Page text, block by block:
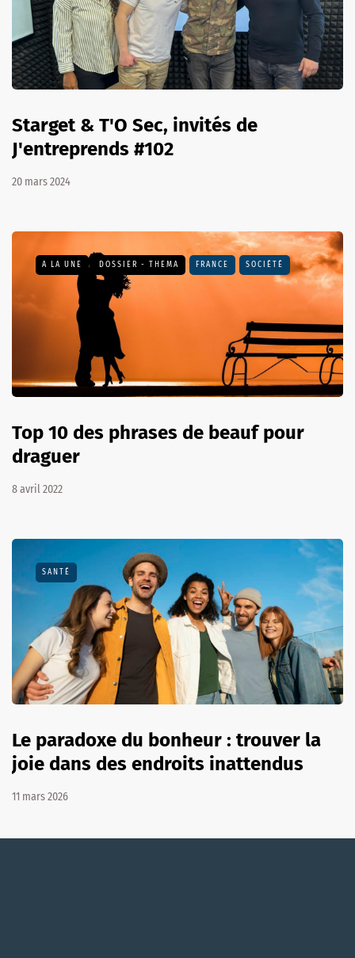
Starget & T'O Sec, invités de
J'entreprends #102
20 mars 2024
A LA UNE DOSSIER - THEMA FRANCE SOCIÉTÉ
Top 10 des phrases de beauf pour
draguer
8 avril 2022
SANTÉ
Le paradoxe du bonheur : trouver la
joie dans des endroits inattendus
11 mars 2026